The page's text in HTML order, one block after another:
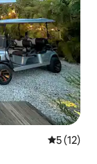
5 (12)